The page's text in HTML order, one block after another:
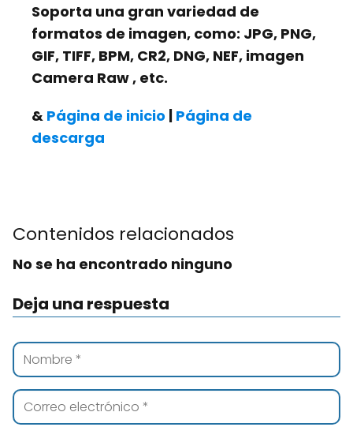
Soporta una gran variedad de
formatos de imagen, como: JPG, PNG,
GIF, TIFF, BPM, CR2, DNG, NEF, imagen
Camera Raw , etc.
& Página de inicio | Página de
descarga
Contenidos relacionados
No se ha encontrado ninguno
Deja una respuesta